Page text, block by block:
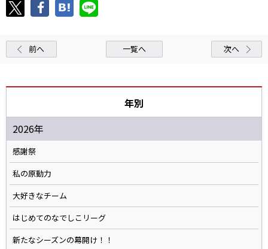
前へ 一覧へ 次へ
年別
2026年
感謝祭
私の原動力
大好きなチーム
はじめてのなでしこリーグ
新たなシーズンの幕開け！！